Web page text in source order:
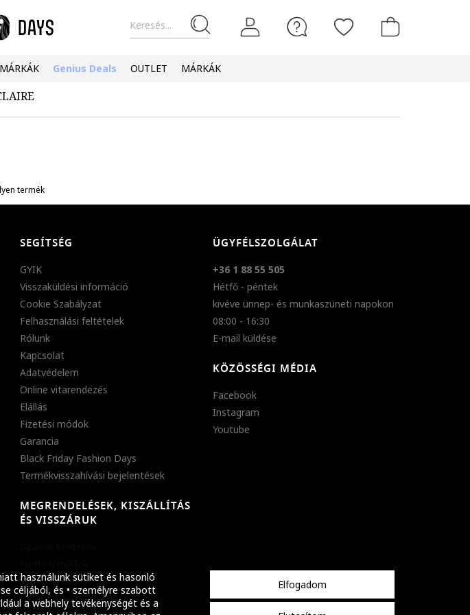
használunk sütiket és hasonló
céljából, és • személyre szabott
a webhely tevékenységét és a
Elfogadom
Keresés...
Genius Deals OUTLET MÁRKÁK
termék
SEGÍTSÉG
GYIK
Visszaküldési információ
Cookie Szabályzat
Felhasználási feltételek
Rólunk
Kapcsolat
Adatvédelem
Online vitarendezés
Elállás
Fizetési módok
Garancia
Black Friday Fashion Days
Termékvisszahívási bejelentések
MEGRENDELÉSEK, KISZÁLLÍTÁS
ÉS VISSZÁRUK
Szállítási módok
Garanciális információ
ÜGYFÉLSZOLGÁLAT
+36 1 88 55 505
Hétfő - péntek
kivéve ünnep- és munkaszüneti napokon
08:00 - 16:30
E-mail küldése
KÖZÖSSÉGI MÉDIA
Facebook
Instagram
Youtube